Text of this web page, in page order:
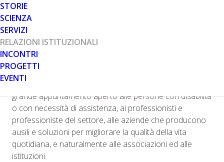
STORIE
SCIENZA
SERVIZI
RELAZIONI ISTITUZIONALI
INCONTRI
PROGETTI
EVENTI
La fiera
Dall’8 al 10 maggio scorsi si è svolta presso la Fiera di
Pordenone la primissima edizione di 104 – The
Caregiving Expo: il primo evento fieristico in Italia
completamente dedicato alla filiera del caregiving. Un
grande appuntamento aperto alle persone con disabilità
o con necessità di assistenza, ai professionisti e
professioniste del settore, alle aziende che producono
ausili e soluzioni per migliorare la qualità della vita
quotidiana, e naturalmente alle associazioni ed alle
istituzioni.